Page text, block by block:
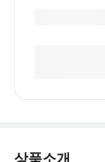
상품소개